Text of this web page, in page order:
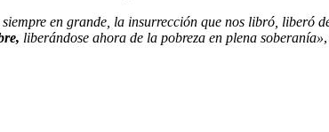
siempre en grande, la insurrección que nos libró, liberó
liberándose ahora de la pobreza en plena soberanía»